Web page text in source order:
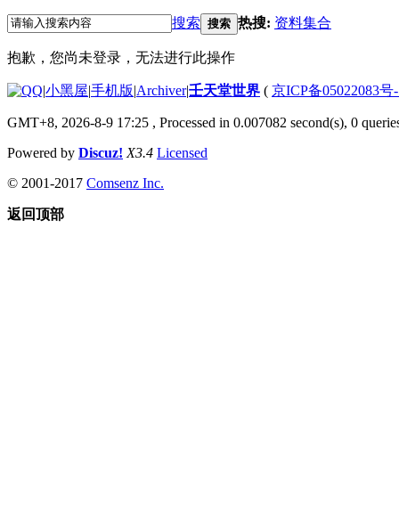
搜索 搜索 热搜: 资料集合
抱歉，您尚未登录，无法进行此操作
|小黑屋|手机版|Archiver|壬天堂世界 ( 京ICP备05022083号
GMT+8, 2026-8-9 17:25 , Processed in 0.007082 second(s), 0
Powered by Discuz! X3.4 Licensed
© 2001-2017 Comsenz Inc.
返回顶部